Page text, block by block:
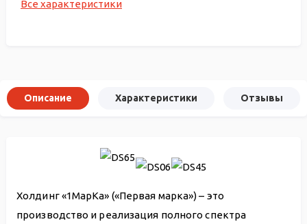
Все характеристики
Описание Характеристики Отзывы
Холдинг «1МарКа» («Первая марка») – это
производство и реализация полного спектра